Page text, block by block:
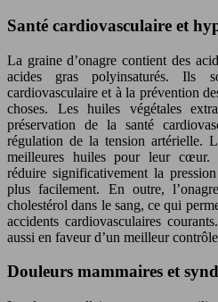
Santé cardiovasculaire et
La graine d’onagre contient des
acides gras polyinsaturés. Ils
cardiovasculaire et à la prévention
choses. Les huiles végétales
préservation de la santé
régulation de la tension artérielle.
meilleures huiles pour leur cœur.
réduire significativement la
plus facilement. En outre,
cholestérol dans le sang, ce qui
accidents cardiovasculaires
aussi en faveur d’un meilleur
Douleurs mammaires et